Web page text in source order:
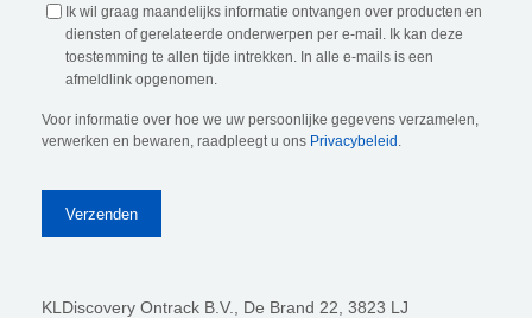
Ik wil graag maandelijks informatie ontvangen over producten en
diensten of gerelateerde onderwerpen per e-mail. Ik kan deze
toestemming te allen tijde intrekken. In alle e-mails is een
afmeldlink opgenomen.
Voor informatie over hoe we uw persoonlijke gegevens verzamelen,
verwerken en bewaren, raadpleegt u ons Privacybeleid .
KLDiscovery Ontrack B.V., De Brand 22, 3823 LJ